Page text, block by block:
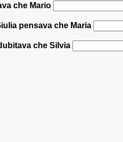
che Mario
pensava che Maria
che Silvia